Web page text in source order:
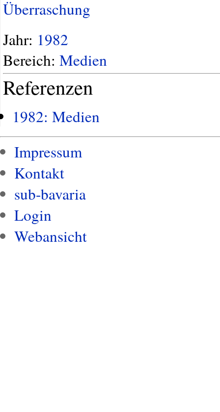
Überraschung
Jahr: 1982
Bereich: Medien
Referenzen
1982: Medien
Impressum
Kontakt
sub-bavaria
Login
Webansicht